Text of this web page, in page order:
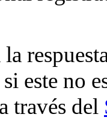
este no
través del